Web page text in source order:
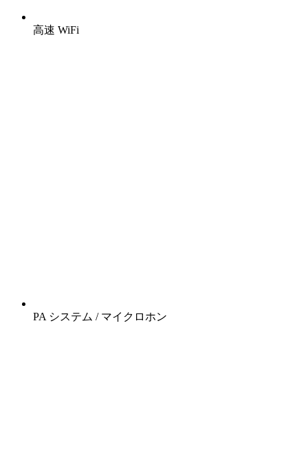
高速 WiFi
PA システム / マイクロホン